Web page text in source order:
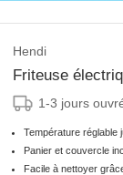
Hendi
Friteuse
1-3 jours
Température réglable
Panier et couvercle
Facile à nettoyer